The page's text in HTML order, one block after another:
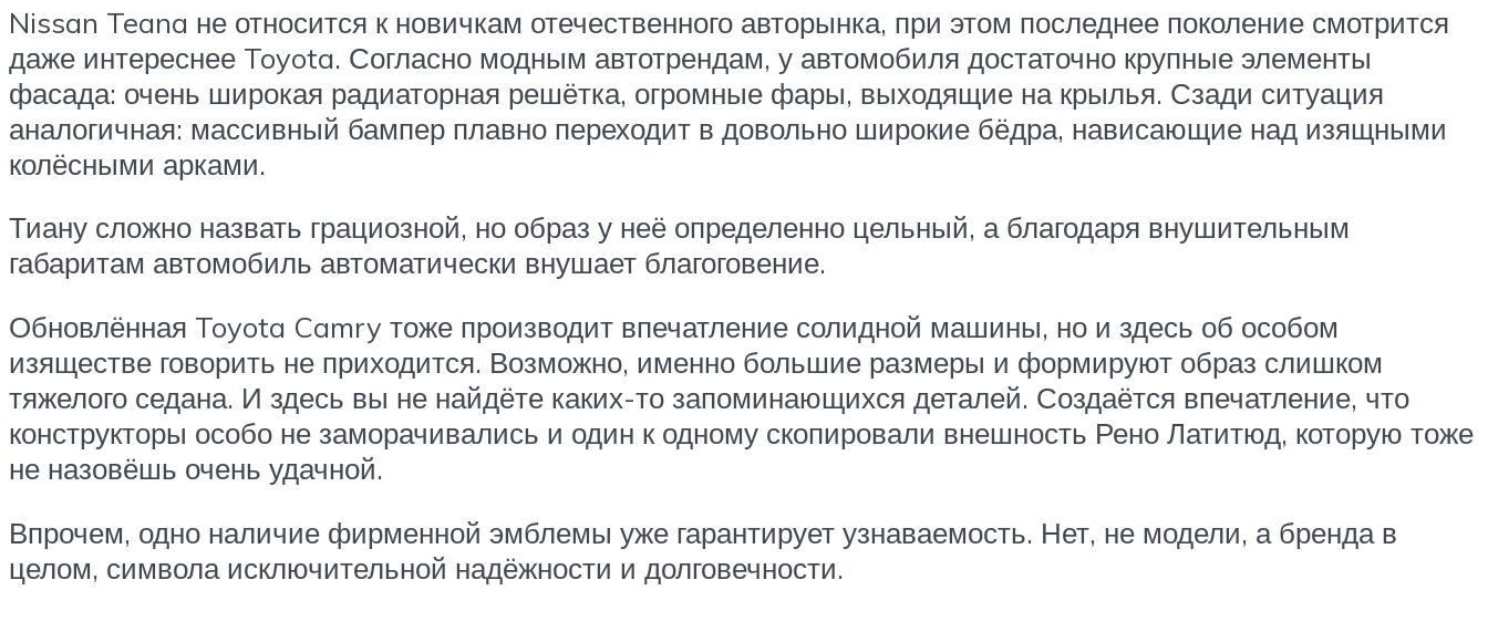
Nissan Teana не относится к новичкам отечественного авторынка, при этом последнее поколение смотрится
даже интереснее Toyota. Согласно модным автотрендам, у автомобиля достаточно крупные элементы
фасада: очень широкая радиаторная решётка, огромные фары, выходящие на крылья. Сзади ситуация
аналогичная: массивный бампер плавно переходит в довольно широкие бёдра, нависающие над изящными
колёсными арками.
Тиану сложно назвать грациозной, но образ у неё определенно цельный, а благодаря внушительным
габаритам автомобиль автоматически внушает благоговение.
Обновлённая Toyota Camry тоже производит впечатление солидной машины, но и здесь об особом
изяществе говорить не приходится. Возможно, именно большие размеры и формируют образ слишком
тяжелого седана. И здесь вы не найдёте каких-то запоминающихся деталей. Создаётся впечатление, что
конструкторы особо не заморачивались и один к одному скопировали внешность Рено Латитюд, которую тоже
не назовёшь очень удачной.
Впрочем, одно наличие фирменной эмблемы уже гарантирует узнаваемость. Нет, не модели, а бренда в
целом, символа исключительной надёжности и долговечности.